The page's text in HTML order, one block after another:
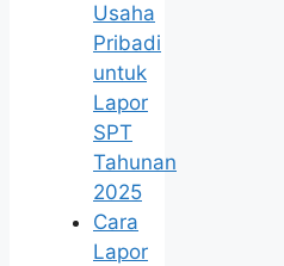
Usaha
Pribadi
untuk
Lapor
SPT
Tahunan
2025
Cara
Lapor